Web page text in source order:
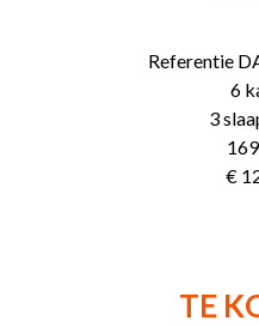
Referentie
6
3
€
TE